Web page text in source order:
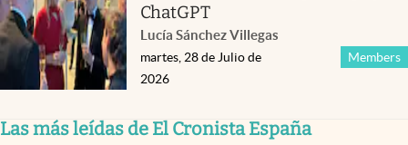
ChatGPT
Lucía Sánchez Villegas
Members
martes, 28 de Julio de
2026
Las más leídas de El Cronista España